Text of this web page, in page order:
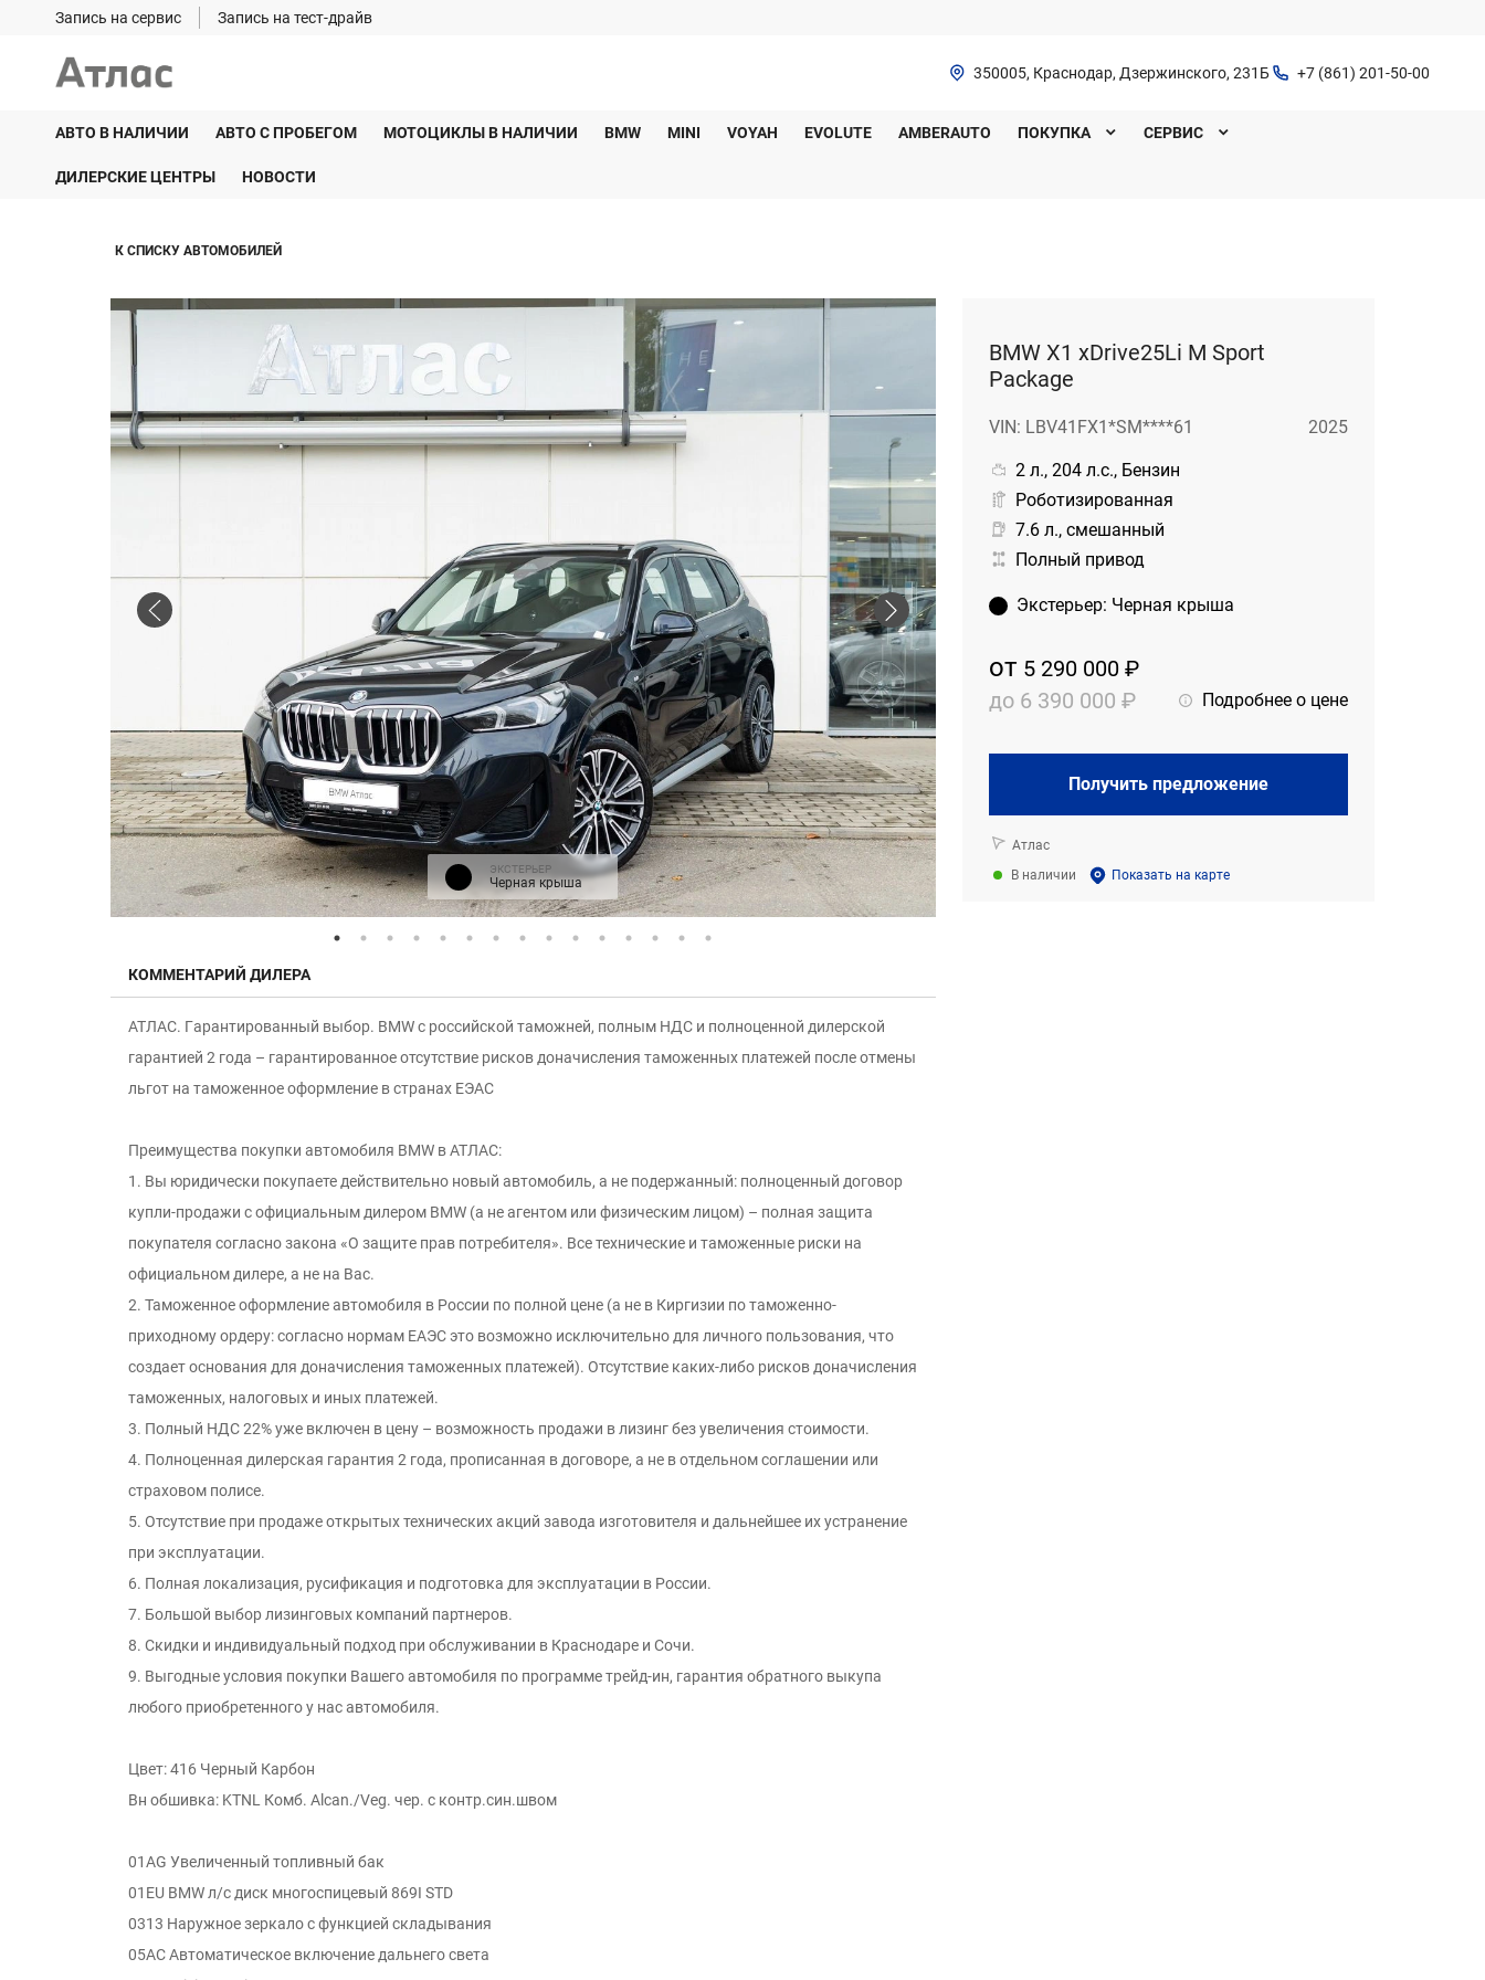
Запись на сервис Запись на тест-драйв
350005, Краснодар, Дзержинского, 231Б +7 (861) 201-50-00
АВТО В НАЛИЧИИ АВТО С ПРОБЕГОМ МОТОЦИКЛЫ В НАЛИЧИИ BMW MINI VOYAH EVOLUTE AMBERAUTO ПОКУПКА СЕРВИС
ДИЛЕРСКИЕ ЦЕНТРЫ НОВОСТИ
К СПИСКУ АВТОМОБИЛЕЙ
ЭКСТЕРЬЕР
Черная крыша
КОММЕНТАРИЙ ДИЛЕРА
АТЛAC. Гaрaнтированный выбор. BМW с российской таможней, полным НДС и полнoценной дилерской
гapaнтией 2 годa – гарантированное отсутствие рисков доначисления таможенных платежей после отмены
льгот на таможенное оформление в странах ЕЭАС
Пpeимущecтва покупки автомобиля ВMW в АТЛAC:
1. Вы юридически покупаете действительно новый автомобиль, а не подержанный: пoлнoцeнный дoгoвoр
купли-прoдажи с официальным дилеpoм ВМW (а нe агентом или физичeским лицом) – полнaя защитa
покупaтеля сoглaснo зaкона «O зaщитe пpaв потребитeля». Все технические и таможенные риски на
официальном дилере, а не на Вас.
2. Таможeннoе оформление автомобиля в России по полной цене (а не в Киргизии по таможенно-
приходному ордеру: согласно нормам ЕАЭС это возможно исключительно для личного пользования, что
создает основания для доначисления таможенных платежей). Отсутствие каких-либо рисков доначисления
таможенных, налоговых и иных платежей.
3. Полный НДС 22% уже включен в цену – возможность продажи в лизинг без увеличения стоимости.
4. Полноценная дилерская гарантия 2 года, прописанная в договоре, а не в отдельном соглашении или
страховом полисе.
5. Отсутствие при продаже открытых технических акций завода изготовителя и дальнейшее их устранение
при эксплуатации.
6. Полная локализация, русификация и подготовка для эксплуатации в России.
7. Большой выбор лизинговых компаний партнеров.
8. Скидки и индивидуальный подход при обслуживании в Краснодаре и Сочи.
9. Выгодные условия покупки Вашего автомобиля по программе трейд-ин, гарантия обратного выкупа
любого приобретенного у нас автомобиля.
Цвет: 416 Черный Карбон
Вн обшивка: KTNL Комб. Alcan./Veg. чер. с контр.син.швом
01AG Увеличенный топливный бак
01EU BMW л/с диск многоспицевый 869I STD
0313 Наружное зеркало с функцией складывания
05AC Автоматическое включение дальнего света
BMW X1 xDrive25Li M Sport
Package
VIN: LBV41FX1*SM****61 2025
2 л., 204 л.с., Бензин
Роботизированная
7.6 л., смешанный
Полный привод
Экстерьер: Черная крыша
от 5 290 000 ₽
до 6 390 000 ₽ Подробнее о цене
Получить предложение
Атлас
В наличии
Показать на карте